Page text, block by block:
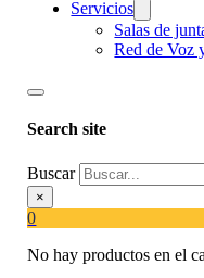
Servicios
Salas de
Red de Voz
Search site
Buscar
×
0
No hay productos en el